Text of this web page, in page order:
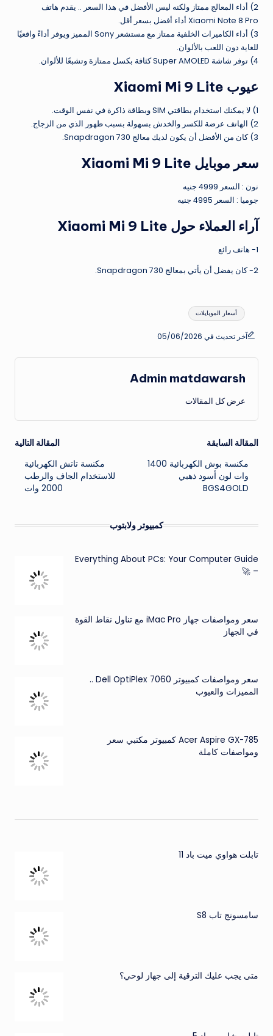
2) أداء المعالج ممتاز ولكنه ليس الأفضل في هذا السعر .. يقدم هاتف
Xiaomi Note 8 Pro أداء أفضل بسعر أقل.
3) أداء الكاميرات الخلفية ممتاز مع مستشعر Sony المميز ويوفر أداءً واقعيًا
للغاية دون اللعب بالألوان.
4) توفر شاشة Super AMOLED كثافة بكسل ممتازة وتشبعًا للألوان.
عيوب Xiaomi Mi 9 Lite
1) لا يمكنك استخدام بطاقتي SIM وبطاقة ذاكرة في نفس الوقت.
2) الهاتف عرضة للكسر والخدش بسهولة بسبب ظهور الذي من الزجاج.
3) كان من الأفضل أن يكون لديك معالج Snapdragon 730.
سعر موبايل Xiaomi Mi 9 Lite
نون : السعر 4999 جنيه
جوميا : السعر 4995 جنيه
آراء العملاء حول Xiaomi Mi 9 Lite
1- هاتف رائع
2- كان يفضل أن يأتي بمعالج Snapdragon 730.
العلامات:أسعار الموبايلات
آخر تحديث في 05/06/2026
Admin matdawarsh
عرض كل المقالات
تصفّح
المقالات
المقالة السابقة
مكنسة بوش الكهربائية 1400
وات لون أسود ذهبي
BGS4GOLD
المقالة التالية
مكنسة تاتش الكهربائية
للاستخدام الجاف والرطب
2000 وات
كمبيوتر ولابتوب
Everything About PCs: Your Computer Guide
– 🚀
سعر ومواصفات جهاز iMac Pro مع تناول نقاط القوة
في الجهاز
سعر ومواصفات كمبيوتر Dell OptiPlex 7060 ..
المميزات والعيوب
Acer Aspire GX-785 كمبيوتر مكتبي سعر
ومواصفات كاملة
تابلت هواوي ميت باد 11
سامسونج تاب S8
متى يجب عليك الترقية إلى جهاز لوحي؟